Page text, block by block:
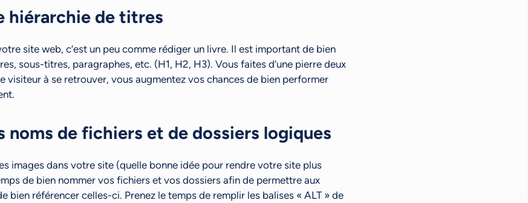
hiérarchie de titres
site web, c’est un peu comme rédiger un livre. Il est important de bien
sous-titres, paragraphes, etc. (H1, H2, H3). Vous faites d’une pierre deux
visiteur à se retrouver, vous augmentez vos chances de bien performer
noms de fichiers et de dossiers logiques
images dans votre site (quelle bonne idée pour rendre votre site plus
de bien nommer vos fichiers et vos dossiers afin de permettre aux
bien référencer celles-ci. Prenez le temps de remplir les balises « ALT » de